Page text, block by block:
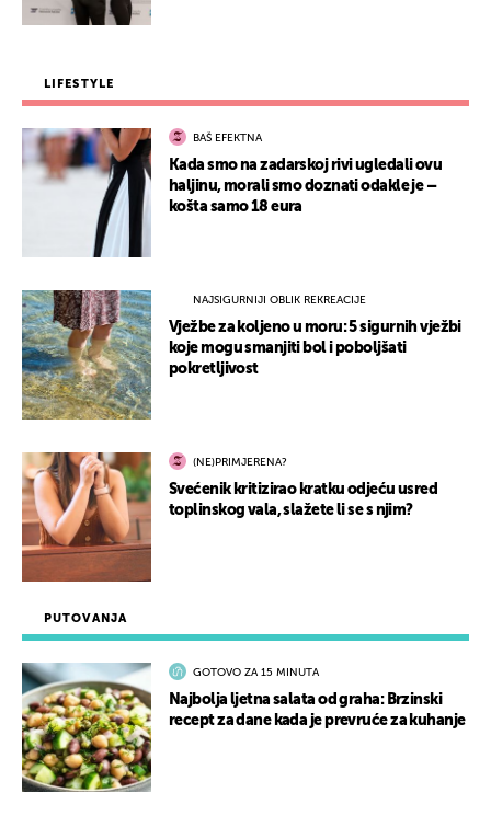
PUTOVANJA
GOTOVO ZA 15 MINUTA
Najbolja ljetna salata od graha: Brzinski
recept za dane kada je prevruće za kuhanje
LIFESTYLE
BAŠ EFEKTNA
Kada smo na zadarskoj rivi ugledali ovu
haljinu, morali smo doznati odakle je –
košta samo 18 eura
NAJSIGURNIJI OBLIK REKREACIJE
Vježbe za koljeno u moru: 5 sigurnih vježbi
koje mogu smanjiti bol i poboljšati
pokretljivost
(NE)PRIMJERENA?
Svećenik kritizirao kratku odjeću usred
toplinskog vala, slažete li se s njim?